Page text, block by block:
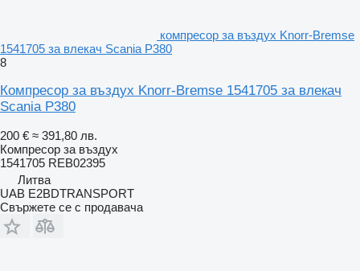
компресор за въздух Knorr-Bremse
1541705 за влекач Scania P380
8
Компресор за въздух Knorr-Bremse 1541705 за влекач
Scania P380
200 € ≈ 391,80 лв.
Компресор за въздух
1541705 REB02395
Литва
UAB E2BDTRANSPORT
Свържете се с продавача